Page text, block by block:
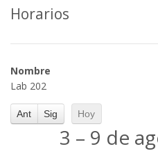
Horarios
Nombre
Lab 202
Ant Sig Hoy
3 – 9 de